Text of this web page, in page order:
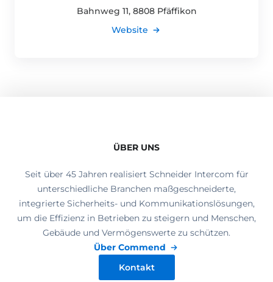
Bahnweg 11, 8808 Pfäffikon
Website
ÜBER UNS
Seit über 45 Jahren realisiert Schneider Intercom für
unterschiedliche Branchen maßgeschneiderte,
integrierte Sicherheits- und Kommunikationslösungen,
um die Effizienz in Betrieben zu steigern und Menschen,
Gebäude und Vermögenswerte zu schützen.
Über Commend
Kontakt